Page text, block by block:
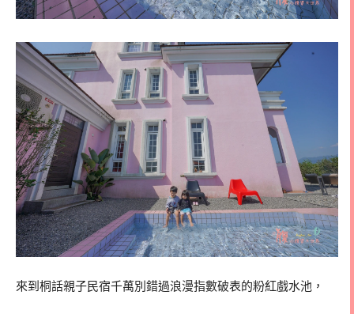
來到桐話親子民宿千萬別錯過浪漫指數破表的粉紅戲水池，